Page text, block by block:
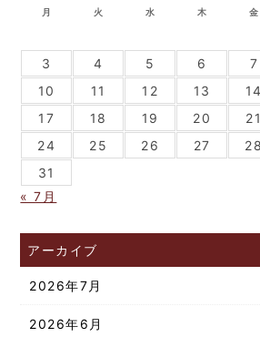
月 火 水 木 金
3
4 5 6 7
10
11 12 13 14
17
18 19 20 21
24
25 26 27 28
31
« 7月
アーカイブ
2026年7月
2026年6月